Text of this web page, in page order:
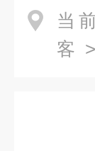
当
客 >